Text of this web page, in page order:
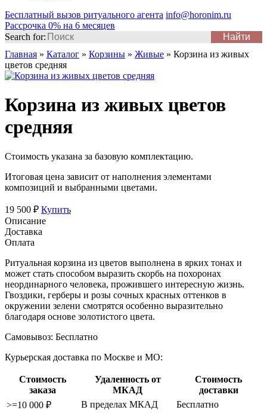
Бесплатный вызов ритуального агента info@horonim.ru
Рассрочка 0% на 6 месяцев
Search for:
Главная » Каталог » Корзины » Живые » Корзина из живых
цветов средняя
Корзина из живых цветов
средняя
Стоимость указана за базовую комплектацию.
Итоговая цена зависит от наполнения элементами
композиций и выбранными цветами.
19 500 ₽ Купить
Описание
Доставка
Оплата
Ритуальная корзина из цветов выполнена в ярких тонах и
может стать способом выразить скорбь на похоронах
неординарного человека, прожившего интересную жизнь.
Гвоздики, герберы и розы сочных красных оттенков в
окружении зелени смотрятся особенно выразительно
благодаря основе золотистого цвета.
Самовывоз: Бесплатно
Курьерская доставка по Москве и МО:
Стоимость
заказа
Удаленность от
МКАД
Стоимость
доставки
>=10 000 ₽
В пределах МКАД Бесплатно